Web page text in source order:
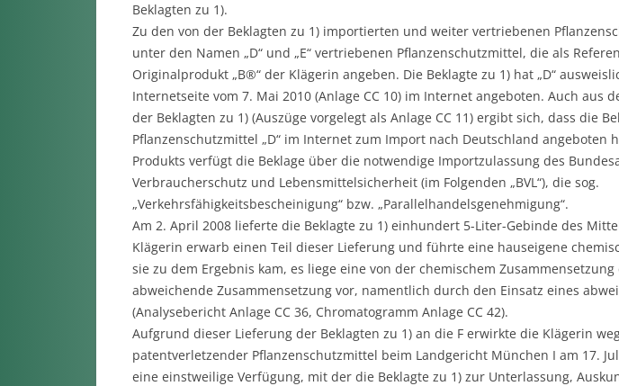
Beklagten zu 1).
Zu den von der Beklagten zu 1) importierten und weiter vertriebenen
unter den Namen „D“ und „E“ vertriebenen Pflanzenschutzmittel, die als
Originalprodukt „B®“ der Klägerin angeben. Die Beklagte zu 1) hat „D“
Internetseite vom 7. Mai 2010 (Anlage CC 10) im Internet angeboten. Auch aus
der Beklagten zu 1) (Auszüge vorgelegt als Anlage CC 11) ergibt sich, dass die
Pflanzenschutzmittel „D“ im Internet zum Import nach Deutschland angeboten
Produkts verfügt die Beklage über die notwendige Importzulassung des
Verbraucherschutz und Lebensmittelsicherheit (im Folgenden „BVL“), die sog.
„Verkehrsfähigkeitsbescheinigung“ bzw. „Parallelhandelsgenehmigung“.
Am 2. April 2008 lieferte die Beklagte zu 1) einhundert 5-Liter-Gebinde des
Klägerin erwarb einen Teil dieser Lieferung und führte eine hauseigene
sie zu dem Ergebnis kam, es liege eine von der chemischem
abweichende Zusammensetzung vor, namentlich durch den Einsatz eines
(Analysebericht Anlage CC 36, Chromatogramm Anlage CC 42).
Aufgrund dieser Lieferung der Beklagten zu 1) an die F erwirkte die Klägerin
patentverletzender Pflanzenschutzmittel beim Landgericht München I am 17.
eine einstweilige Verfügung, mit der die Beklagte zu 1) zur Unterlassung,